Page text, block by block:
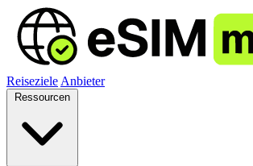
Reiseziele Anbieter